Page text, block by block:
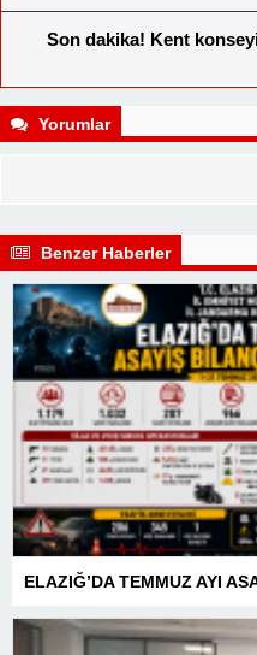
Son dakika! Kent
Yorumlar
Benzer Haberler